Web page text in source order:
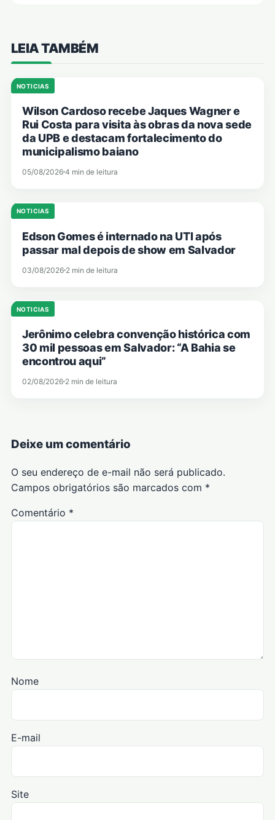
LEIA TAMBÉM
NOTICIAS
Wilson Cardoso recebe Jaques Wagner e
Rui Costa para visita às obras da nova sede
da UPB e destacam fortalecimento do
municipalismo baiano
05/08/2026 4 min de leitura
NOTICIAS
Edson Gomes é internado na UTI após
passar mal depois de show em Salvador
03/08/2026 2 min de leitura
NOTICIAS
Jerônimo celebra convenção histórica com
30 mil pessoas em Salvador: “A Bahia se
encontrou aqui”
02/08/2026 2 min de leitura
Deixe um comentário
O seu endereço de e-mail não será publicado.
Campos obrigatórios são marcados com *
Comentário *
Nome
E-mail
Site